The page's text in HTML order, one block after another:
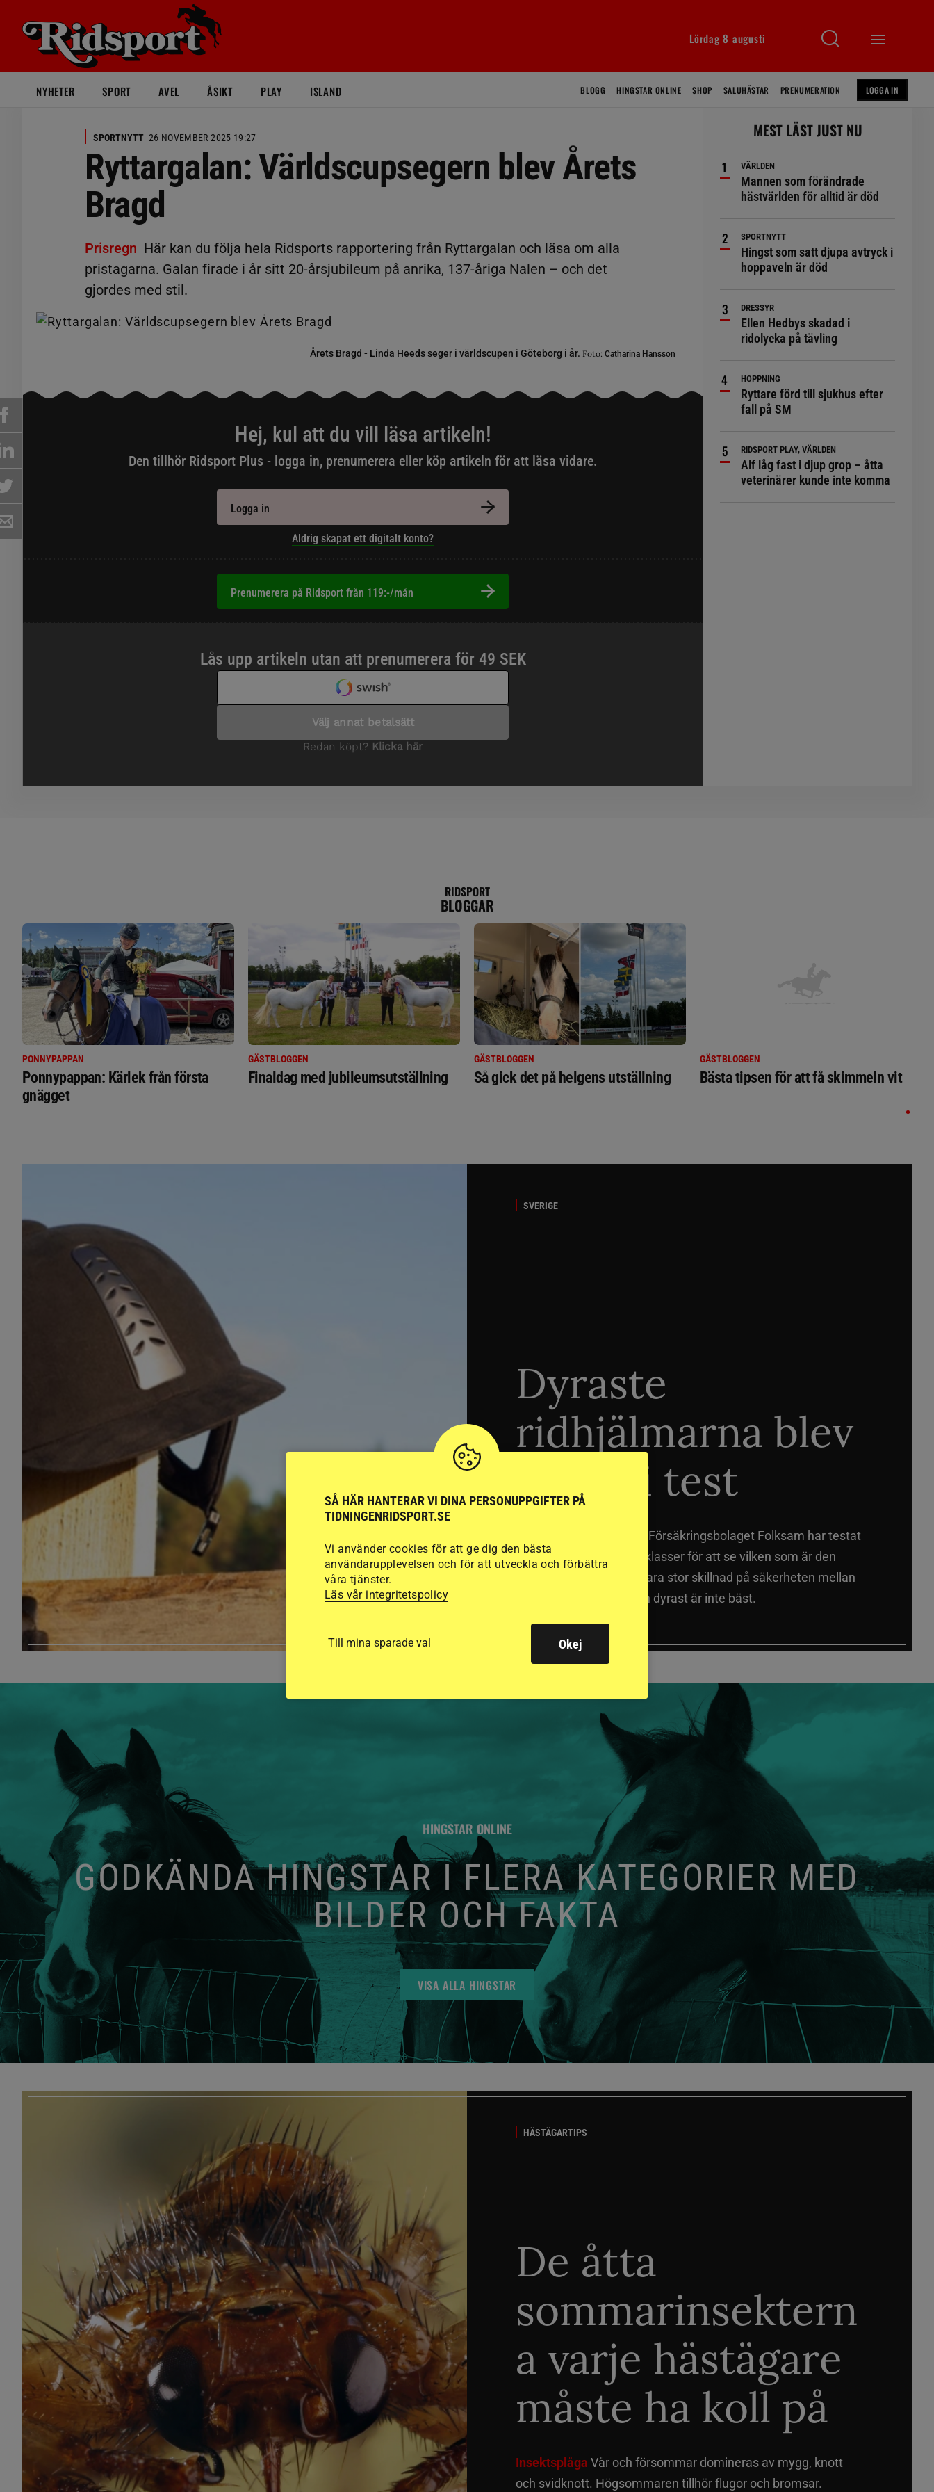
Lördag 8 augusti
NYHETER SPORT AVEL ÅSIKT PLAY ISLAND BLOGG HINGSTAR ONLINE SHOP SALUHÄSTAR PRENUMERATION LOGGA IN
SPORTNYTT 26 NOVEMBER 2025 19:27
Ryttargalan: Världscupsegern blev Årets
Bragd
Prisregn Här kan du följa hela Ridsports rapportering från Ryttargalan och läsa om alla
pristagarna. Galan firade i år sitt 20-årsjubileum på anrika, 137-åriga Nalen – och det
gjordes med stil.
Årets Bragd - Linda Heeds seger i världscupen i Göteborg i år. Foto: Catharina Hansson
Hej, kul att du vill läsa artikeln!
Den tillhör Ridsport Plus - logga in, prenumerera eller köp artikeln för att läsa vidare.
Logga in
Aldrig skapat ett digitalt konto?
Prenumerera på Ridsport från 119:-/mån
MEST LÄST JUST NU
VÄRLDEN
Mannen som förändrade
hästvärlden för alltid är död
SPORTNYTT
Hingst som satt djupa avtryck i
hoppaveln är död
DRESSYR
Ellen Hedbys skadad i
ridolycka på tävling
HOPPNING
Ryttare förd till sjukhus efter
fall på SM
RIDSPORT PLAY, VÄRLDEN
Alf låg fast i djup grop – åtta
veterinärer kunde inte komma
RIDSPORT
BLOGGAR
PONNYPAPPAN
Ponnypappan: Kärlek från första
gnägget
GÄSTBLOGGEN
Finaldag med jubileumsutställning
GÄSTBLOGGEN
Så gick det på helgens utställning
GÄSTBLOGGEN
Bästa tipsen för att få skimmeln vit
SVERIGE
Dyraste
ridhjälmarna blev
sämst i test
Försäkringsbolaget Folksam har testat
15 ridhjälmar i olika prisklasser för att se vilken som är den
säkraste. Det visar sig vara stor skillnad på säkerheten mellan
de olika hjälmarna – och dyrast är inte bäst.
HINGSTAR ONLINE
GODKÄNDA HINGSTAR I FLERA KATEGORIER MED
BILDER OCH FAKTA
VISA ALLA HINGSTAR
HÄSTÄGARTIPS
De åtta
sommarinsektern
a varje hästägare
måste ha koll på
Insektsplåga Vår och försommar domineras av mygg, knott
och svidknott. Högsommaren tillhör flugor och bromsar.
SÅ HÄR HANTERAR VI DINA PERSONUPPGIFTER PÅ
TIDNINGENRIDSPORT.SE
Vi använder cookies för att ge dig den bästa
användarupplevelsen och för att utveckla och förbättra
våra tjänster.
Läs vår integritetspolicy
Till mina sparade val Okej